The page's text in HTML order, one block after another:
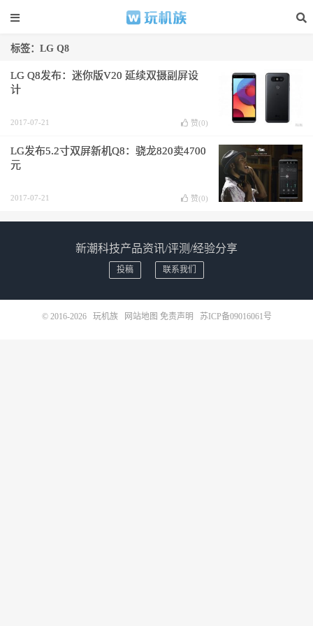
标签：LG Q8
LG Q8发布：迷你版V20 延续双摄副屏设
计
2017-07-21 赞(0)
LG发布5.2寸双屏新机Q8：骁龙820卖4700
元
2017-07-21 赞(0)
新潮科技产品资讯/评测/经验分享
投稿 联系我们
© 2016-2026 玩机族 网站地图 免责声明 苏ICP备09016061号